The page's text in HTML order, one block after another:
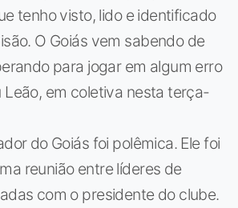
tenho visto, lido e identificado
O Goiás vem sabendo de
para jogar em algum erro
Leão, em coletiva nesta terça-
do Goiás foi polêmica. Ele foi
reunião entre líderes de
com o presidente do clube.